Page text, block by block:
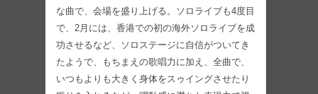
な曲で、会場を盛り上げる。ソロライブも4度目
で、2月には、香港での初の海外ソロライブを成
功させるなど、ソロステージに自信がついてき
たようで、もちまえの歌唱力に加え、全曲で、
いつもよりも大きく身体をスゥイングさせたり